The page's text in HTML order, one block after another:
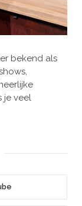
bekend als
je veel